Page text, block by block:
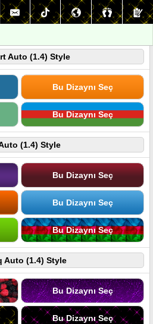
Auto (1.4) Style
Bu Dizaynı Seç
Bu Dizaynı Seç
(1.4) Style
Bu Dizaynı Seç
Bu Dizaynı Seç
Bu Dizaynı Seç
Auto (1.4) Style
Bu Dizaynı Seç
Bu Dizaynı Seç